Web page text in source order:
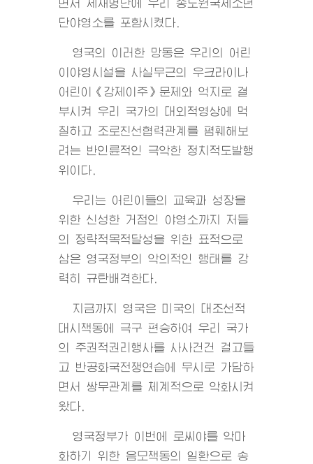
면서 제재명단에 우리 송도원국제소년
단야영소를 포함시켰다.
영국의 이러한 망동은 우리의 어린
이야영시설을 사실무근의 우크라이나
어린이《강제이주》문제와 억지로 결
부시켜 우리 국가의 대외적영상에 먹
칠하고 조로친선협력관계를 폄훼해보
려는 반인륜적인 극악한 정치적도발행
위이다.
우리는 어린이들의 교육과 성장을
위한 신성한 거점인 야영소까지 저들
의 정략적목적달성을 위한 표적으로
삼은 영국정부의 악의적인 행태를 강
력히 규탄배격한다.
지금까지 영국은 미국의 대조선적
대시책동에 극구 편승하여 우리 국가
의 주권적권리행사를 사사건건 걸고들
고 반공화국전쟁연습에 무시로 가담하
면서 쌍무관계를 체계적으로 악화시켜
왔다.
영국정부가 이번에 로씨야를 악마
화하기 위한 음모책동의 일환으로 송